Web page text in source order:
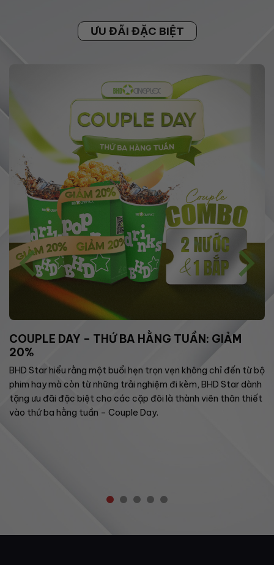
ƯU ĐÃI ĐẶC BIỆT
COUPLE DAY – THỨ BA HẰNG TUẦN: GIẢM
20%
BHD Star hiểu rằng một buổi hẹn trọn vẹn không chỉ đến từ bộ
phim hay mà còn từ những trải nghiệm đi kèm, BHD Star dành
tặng ưu đãi đặc biệt cho các cặp đôi là thành viên thân thiết
vào thứ ba hằng tuần – Couple Day.